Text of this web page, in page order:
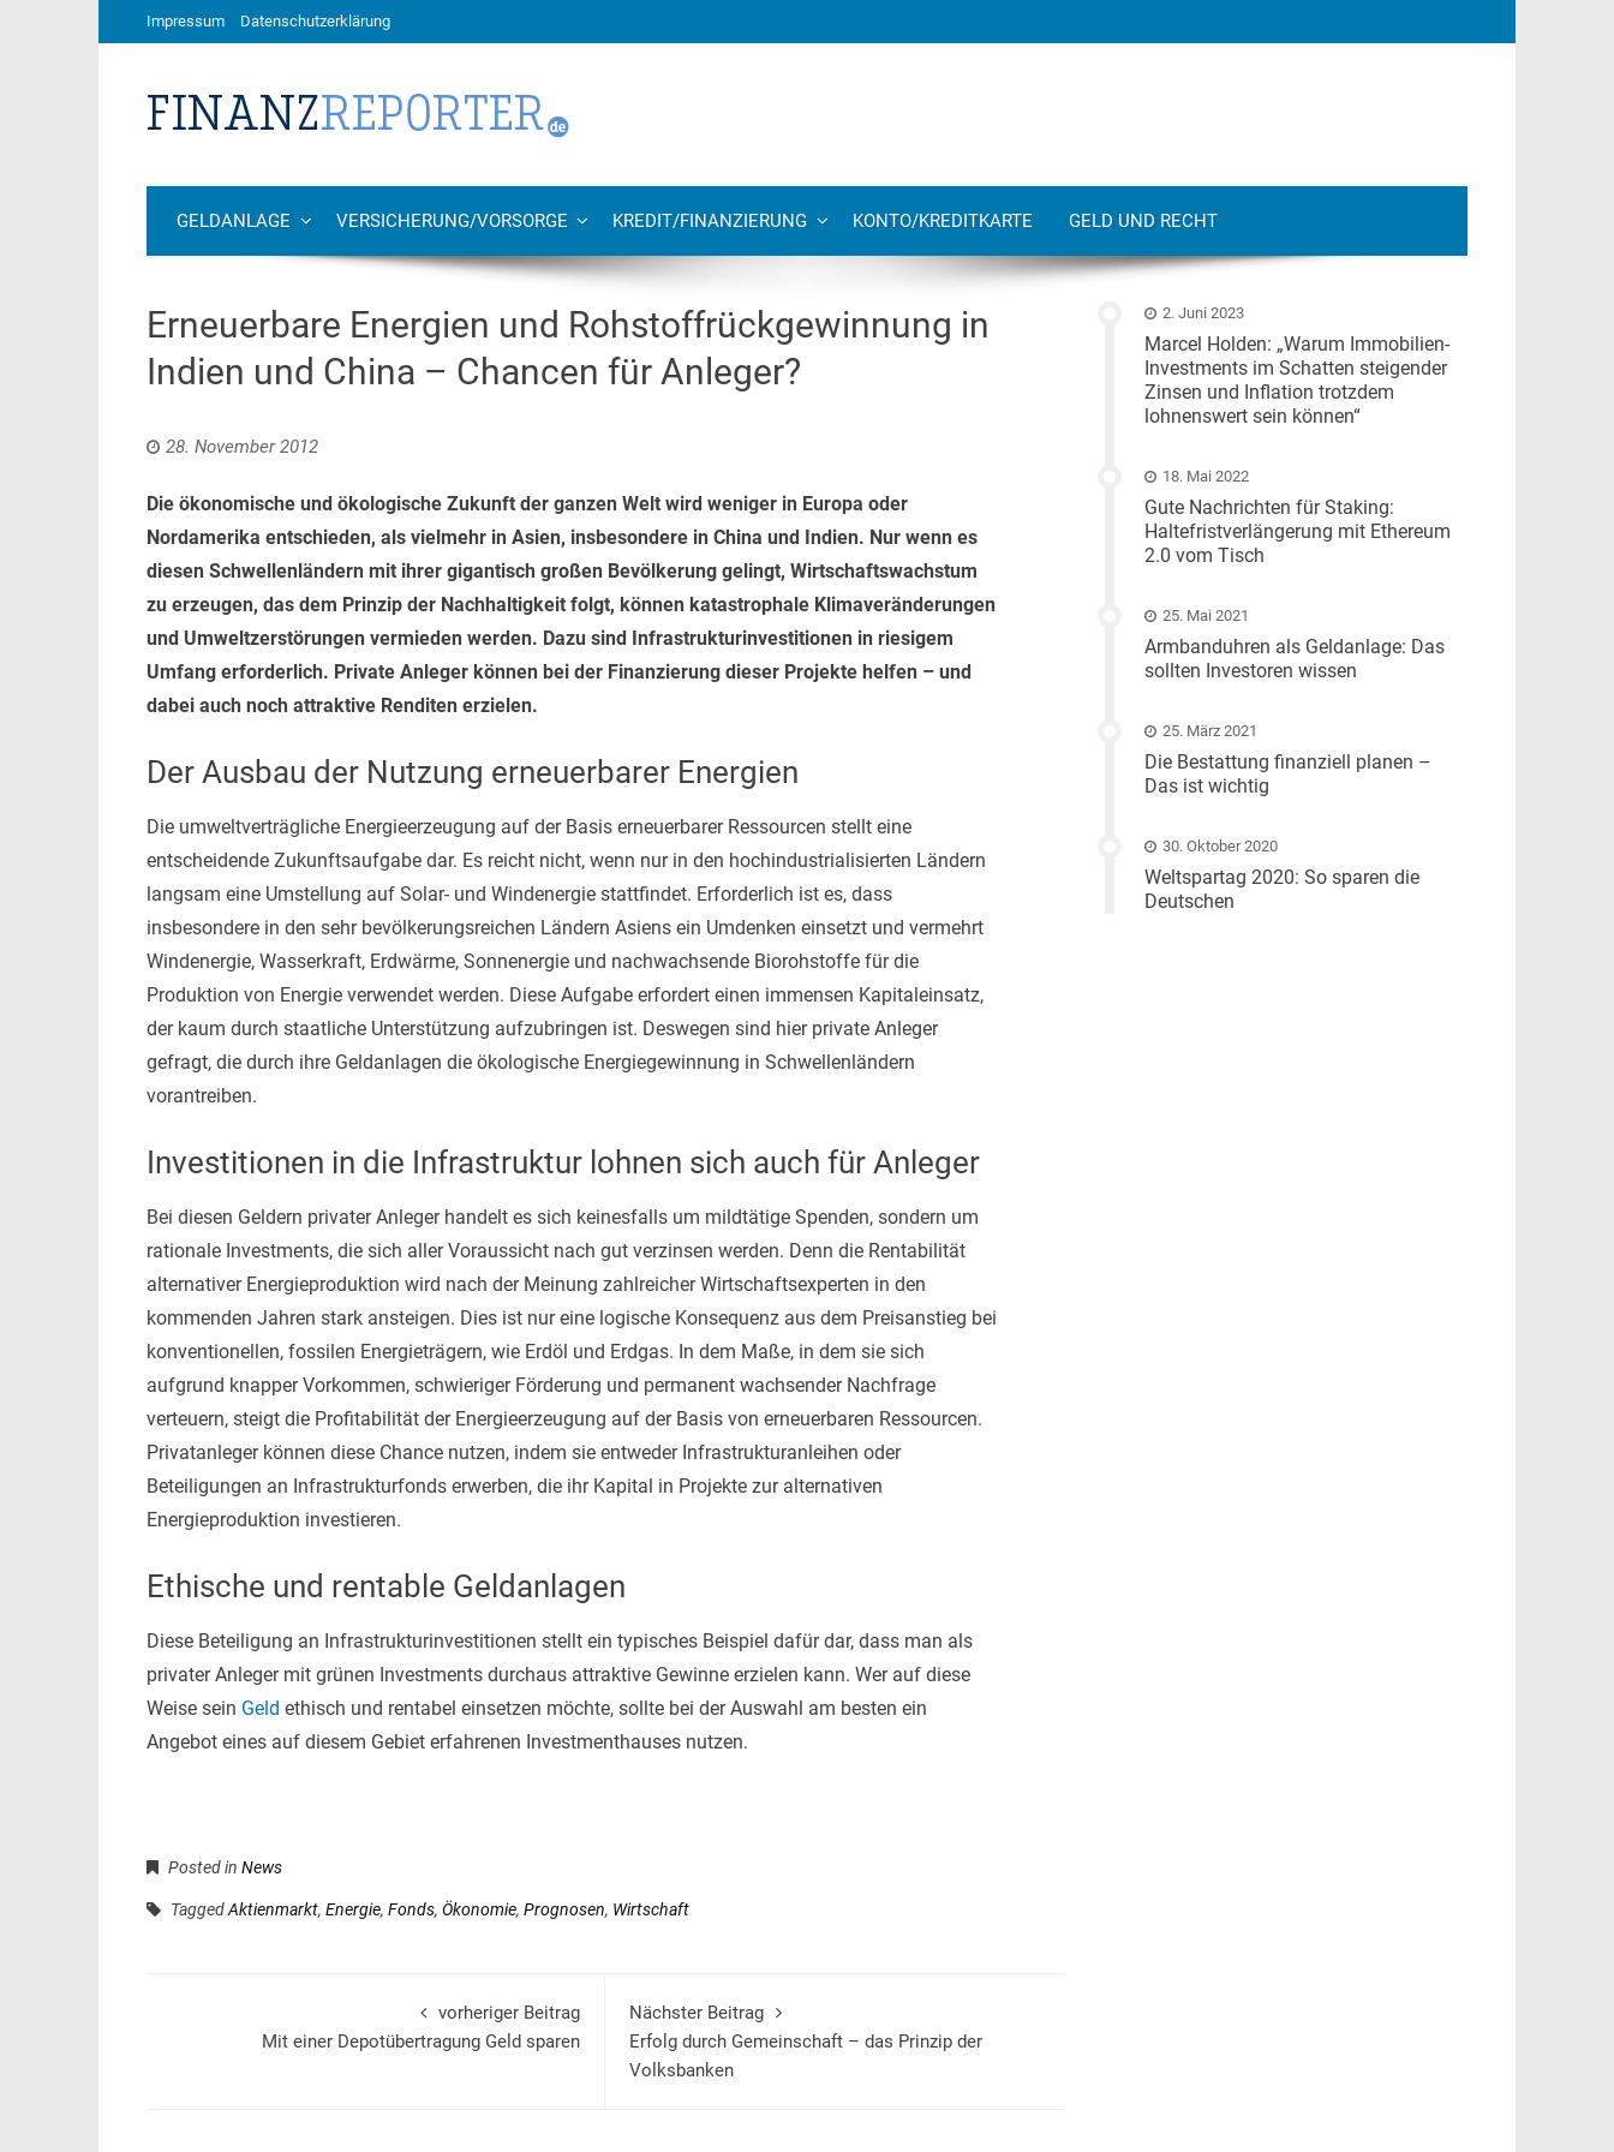
Impressum Datenschutzerklärung
GELDANLAGE VERSICHERUNG/VORSORGE KREDIT/FINANZIERUNG KONTO/KREDITKARTE GELD UND RECHT
Erneuerbare Energien und Rohstoffrückgewinnung in
Indien und China – Chancen für Anleger?
28. November 2012
Die ökonomische und ökologische Zukunft der ganzen Welt wird weniger in Europa oder
Nordamerika entschieden, als vielmehr in Asien, insbesondere in China und Indien. Nur wenn es
diesen Schwellenländern mit ihrer gigantisch großen Bevölkerung gelingt, Wirtschaftswachstum
zu erzeugen, das dem Prinzip der Nachhaltigkeit folgt, können katastrophale Klimaveränderungen
und Umweltzerstörungen vermieden werden. Dazu sind Infrastrukturinvestitionen in riesigem
Umfang erforderlich. Private Anleger können bei der Finanzierung dieser Projekte helfen – und
dabei auch noch attraktive Renditen erzielen.
Der Ausbau der Nutzung erneuerbarer Energien
Die umweltverträgliche Energieerzeugung auf der Basis erneuerbarer Ressourcen stellt eine
entscheidende Zukunftsaufgabe dar. Es reicht nicht, wenn nur in den hochindustrialisierten Ländern
langsam eine Umstellung auf Solar- und Windenergie stattfindet. Erforderlich ist es, dass
insbesondere in den sehr bevölkerungsreichen Ländern Asiens ein Umdenken einsetzt und vermehrt
Windenergie, Wasserkraft, Erdwärme, Sonnenergie und nachwachsende Biorohstoffe für die
Produktion von Energie verwendet werden. Diese Aufgabe erfordert einen immensen Kapitaleinsatz,
der kaum durch staatliche Unterstützung aufzubringen ist. Deswegen sind hier private Anleger
gefragt, die durch ihre Geldanlagen die ökologische Energiegewinnung in Schwellenländern
vorantreiben.
Investitionen in die Infrastruktur lohnen sich auch für Anleger
Bei diesen Geldern privater Anleger handelt es sich keinesfalls um mildtätige Spenden, sondern um
rationale Investments, die sich aller Voraussicht nach gut verzinsen werden. Denn die Rentabilität
alternativer Energieproduktion wird nach der Meinung zahlreicher Wirtschaftsexperten in den
kommenden Jahren stark ansteigen. Dies ist nur eine logische Konsequenz aus dem Preisanstieg bei
konventionellen, fossilen Energieträgern, wie Erdöl und Erdgas. In dem Maße, in dem sie sich
aufgrund knapper Vorkommen, schwieriger Förderung und permanent wachsender Nachfrage
verteuern, steigt die Profitabilität der Energieerzeugung auf der Basis von erneuerbaren Ressourcen.
Privatanleger können diese Chance nutzen, indem sie entweder Infrastrukturanleihen oder
Beteiligungen an Infrastrukturfonds erwerben, die ihr Kapital in Projekte zur alternativen
Energieproduktion investieren.
Ethische und rentable Geldanlagen
Diese Beteiligung an Infrastrukturinvestitionen stellt ein typisches Beispiel dafür dar, dass man als
privater Anleger mit grünen Investments durchaus attraktive Gewinne erzielen kann. Wer auf diese
Weise sein Geld ethisch und rentabel einsetzen möchte, sollte bei der Auswahl am besten ein
Angebot eines auf diesem Gebiet erfahrenen Investmenthauses nutzen.
Posted in News
TaggedAktienmarkt, Energie, Fonds, Ökonomie, Prognosen, Wirtschaft
vorheriger Beitrag
Mit einer Depotübertragung Geld sparen
Nächster Beitrag
Erfolg durch Gemeinschaft – das Prinzip der
Volksbanken
2. Juni 2023
Marcel Holden: „Warum Immobilien-
Investments im Schatten steigender
Zinsen und Inflation trotzdem
lohnenswert sein können“
18. Mai 2022
Gute Nachrichten für Staking:
Haltefristverlängerung mit Ethereum
2.0 vom Tisch
25. Mai 2021
Armbanduhren als Geldanlage: Das
sollten Investoren wissen
25. März 2021
Die Bestattung finanziell planen –
Das ist wichtig
30. Oktober 2020
Weltspartag 2020: So sparen die
Deutschen